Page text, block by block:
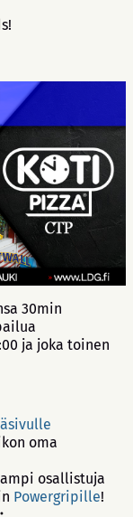
30min
ja joka toinen
oma
osallistuja
Powergripille!